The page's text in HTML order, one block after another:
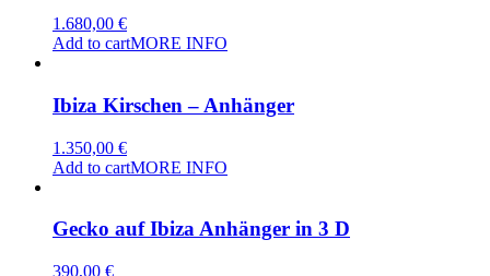
1.680,00 €
Add to cartMORE INFO
Ibiza Kirschen – Anhänger
1.350,00 €
Add to cartMORE INFO
Gecko auf Ibiza Anhänger in 3 D
390,00 €